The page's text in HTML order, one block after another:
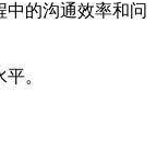
的沟通效率和问
。